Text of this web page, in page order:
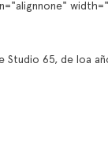
65, de loa